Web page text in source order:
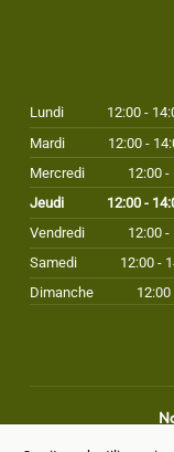
Lundi 12:00 -
Mardi
12:00 -
Mercredi
12:00 -
Jeudi
12:00 -
Vendredi
12:00 -
Samedi
12:00 -
Dimanche
12:00